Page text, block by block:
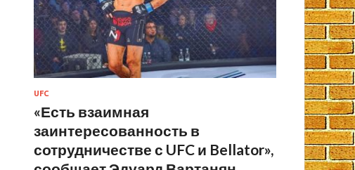
UFC
«Есть взаимная
заинтересованность в
сотрудничестве с UFC и Bellator»,